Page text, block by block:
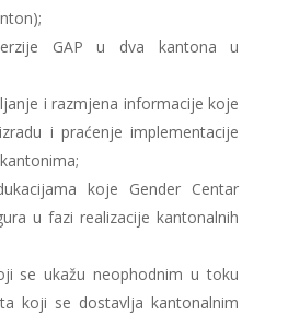
GAP u dva kantona u
i razmjena informacije koje
i praćenje implementacije
koje Gender Centar
u fazi realizacije kantonalnih
se ukažu neophodnim u toku
koji se dostavlja kantonalnim